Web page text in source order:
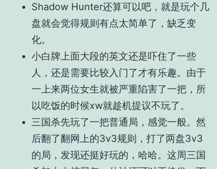
Shadow Hunter还算可以吧，就是玩个几
盘就会觉得规则有点太简单了，缺乏变
化。
小白牌上面大段的英文还是吓住了一些
人，还是需要比较入门了才有乐趣。由于
一上来两位女生就被严重陷害了一把，所
以吃饭的时候xw就趁机提议不玩了。
三国杀先玩了一把普通局，感觉一般。然
后翻了翻网上的3v3规则，打了两盘3v3
的局，发现还挺好玩的，哈哈。这周三国